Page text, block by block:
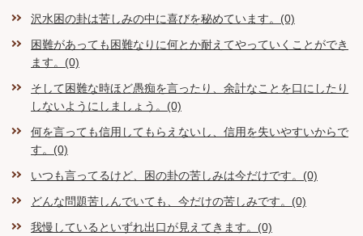
沢水困の卦は苦しみの中に喜びを秘めています。(0)
困難があっても困難なりに何とか耐えてやっていくことができ
ます。(0)
そして困難な時ほど愚痴を言ったり、余計なことを口にしたり
しないようにしましょう。(0)
何を言っても信用してもらえないし、信用を失いやすいからで
す。(0)
いつも言ってるけど、困の卦の苦しみは今だけです。(0)
どんな問題苦しんでいても、今だけの苦しみです。(0)
我慢しているといずれ出口が見えてきます。(0)